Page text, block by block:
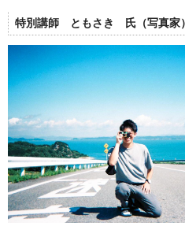
特別講師 ともさき 氏（写真家）